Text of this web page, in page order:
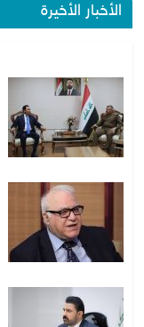
الأخبار الأخيرة